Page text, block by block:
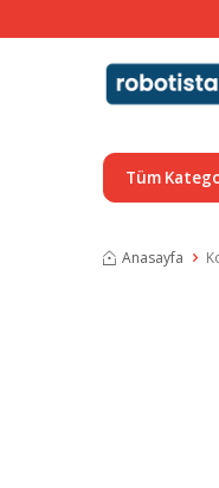
Tüm
Anasayfa